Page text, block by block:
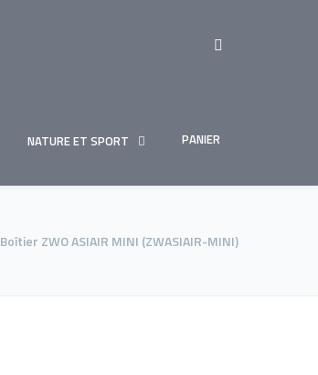
NATURE ET SPORT PANIER
Boîtier ZWO ASIAIR MINI (ZWASIAIR-MINI)